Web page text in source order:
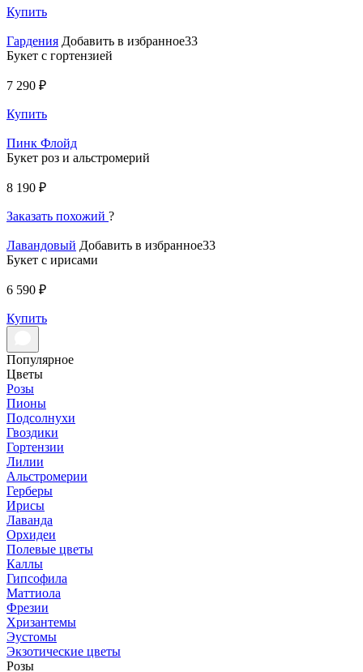
Купить
Гардения Добавить в избранное33
Букет с гортензией
7 290 ₽
Купить
Пинк Флойд
Букет роз и альстромерий
8 190 ₽
Заказать похожий ?
Лавандовый Добавить в избранное33
Букет с ирисами
6 590 ₽
Купить
Популярное
Цветы
Розы
Пионы
Подсолнухи
Гвоздики
Гортензии
Лилии
Альстромерии
Герберы
Ирисы
Лаванда
Орхидеи
Полевые цветы
Каллы
Гипсофила
Маттиола
Фрезии
Хризантемы
Эустомы
Экзотические цветы
Розы